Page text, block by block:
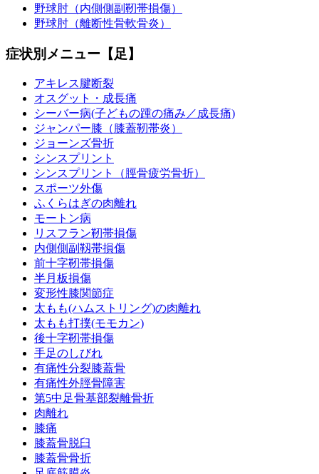
野球肘（内側側副靭帯損傷）
野球肘（離断性骨軟骨炎）
症状別メニュー【足】
アキレス腱断裂
オスグット・成長痛
シーバー病(子どもの踵の痛み／成長痛)
ジャンパー膝（膝蓋靭帯炎）
ジョーンズ骨折
シンスプリント
シンスプリント（脛骨疲労骨折）
スポーツ外傷
ふくらはぎの肉離れ
モートン病
リスフラン靭帯損傷
内側側副靱帯損傷
前十字靭帯損傷
半月板損傷
変形性膝関節症
太もも(ハムストリング)の肉離れ
太もも打撲(モモカン)
後十字靭帯損傷
手足のしびれ
有痛性分裂膝蓋骨
有痛性外脛骨障害
第5中足骨基部裂離骨折
肉離れ
膝痛
膝蓋骨脱臼
膝蓋骨骨折